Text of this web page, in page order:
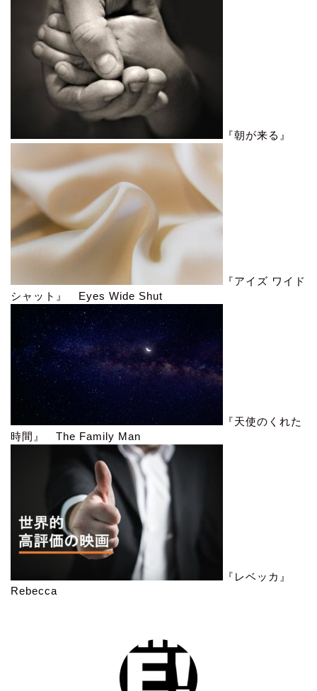
『朝が来る』
『アイズ ワイド
シャット』 Eyes Wide Shut
『天使のくれた
時間』 The Family Man
『レベッカ』
Rebecca